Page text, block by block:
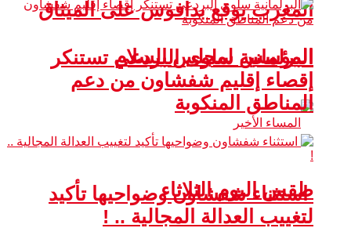
المغرب يوقع بدافوس على الميثاق
المؤسس لمجلس السلام
طقس اليوم الثلاثاء
البرلمانية سلوى البردعي تستنكر
إقصاء إقليم شفشاون من دعم
المناطق المنكوبة
استثناء شفشاون وضواحيها تأكيد
لتغييب العدالة المجالية .. !